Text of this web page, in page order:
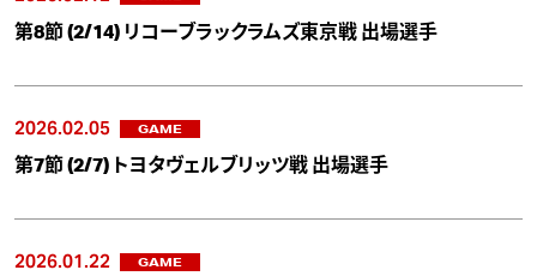
第8節 (2/14) リコーブラックラムズ東京戦 出場選手
2026.02.05 GAME
第7節 (2/7) トヨタヴェルブリッツ戦 出場選手
2026.01.22 GAME